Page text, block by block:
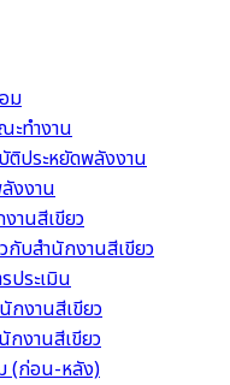
ม
ะทำงาน
ติประหยัดพลังงาน
งงาน
านสีเขียว
กับสำนักงานสีเขียว
ประเมิน
กงานสีเขียว
กงานสีเขียว
(ก่อน-หลัง)